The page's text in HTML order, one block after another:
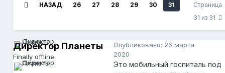
НАЗАД 26 27 28 29 30 31
Страница
31 из 31
Директор Планеты
Finally offline
Опубликовано: 26 марта
2020
Это мобильный госпиталь под